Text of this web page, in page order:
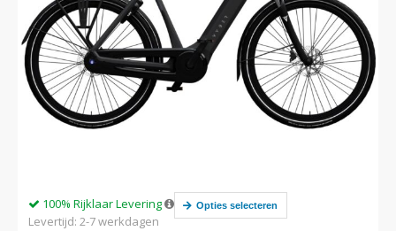
100% Rijklaar Levering
Levertijd: 2-7 werkdagen
Opties selecteren